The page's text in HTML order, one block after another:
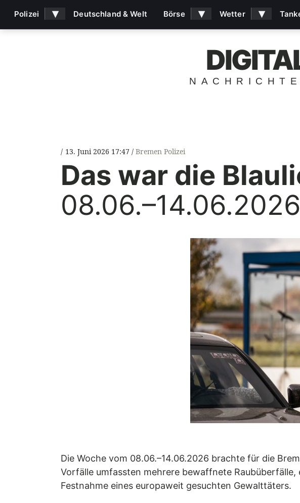
13. Juni 2026 17:47 Bremen Polizei
Das war die
08.06.–14.06.2026
Die Woche vom 08.06.–14.06.2026 brachte für die
Vorfälle umfassten mehrere bewaffnete
Festnahme eines europaweit gesuchten Gewalttäters.
Polizei ▾ Deutschland & Welt Börse ▾ Wetter ▾